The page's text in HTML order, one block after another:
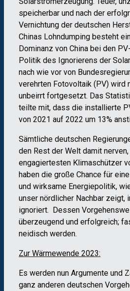
speicherbar und nach der
Vernichtung der deutschen
Chinas Lohndumping besteht
Dominanz von China bei den
Politik des Ignorierens der
nach wie vor von
verehrten Fotovoltaik (PV) wird
unbeirrt fortgesetzt. Das
teilte mit, dass die installierte
von 2021 auf 2022 um 13%
Sämtliche deutschen
den Rest der Welt damit
engagiertesten Klimaschützer
haben die große Chance für
und wirksame Energiepolitik,
unser nördlicher Nachbar zeigt,
ignoriert. Dessen
überzeugend und erfolgreich;
neidisch werden.
Zur Wärmewende 2023:
Es werden nun Argumente und
ganz anderen deutschen